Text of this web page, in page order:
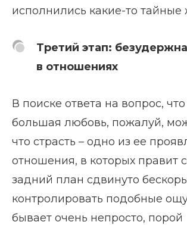
исполнились какие-то тайные
Третий этап:
в отношениях
В поиске ответа на вопрос, что
большая любовь, пожалуй,
что страсть – одно из ее
отношения, в которых правит
задний план сдвинуто
контролировать подобные
бывает очень непросто, порой